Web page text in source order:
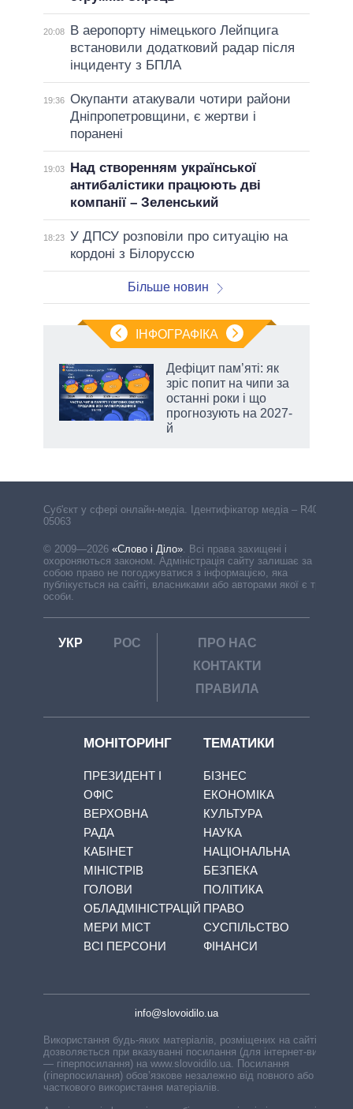
20:08
В аеропорту німецького Лейпцига
встановили додатковий радар після
інциденту з БПЛА
19:36 Окупанти атакували чотири райони
Дніпропетровщини, є жертви і
поранені
19:03
Над створенням української
антибалістики працюють дві
компанії – Зеленський
18:23 У ДПСУ розповіли про ситуацію на
кордоні з Білоруссю
Більше новин
ІНФОГРАФІКА
Дефіцит пам’яті: як
зріс попит на чипи за
останні роки і що
прогнозують на 2027-
й
Cуб'єкт у сфері онлайн-медіа. Ідентифікатор медіа – R40-
05063
© 2009—2026 «Слово і Діло» Всі права захищені і
охороняються законом. Адміністрація сайту залишає за
собою право не погоджуватися з інформацією, яка
публікується на сайті, власниками або авторами якої є треті
особи.
УКР РОС
ПРО НАС
КОНТАКТИ
ПРАВИЛА
МОНІТОРИНГ
ПРЕЗИДЕНТ І
ОФІС
ВЕРХОВНА
РАДА
КАБІНЕТ
МІНІСТРІВ
ГОЛОВИ
ОБЛАДМІНІСТРАЦІЙ
МЕРИ МІСТ
ВСІ ПЕРСОНИ
ТЕМАТИКИ
БІЗНЕС
ЕКОНОМІКА
КУЛЬТУРА
НАУКА
НАЦІОНАЛЬНА
БЕЗПЕКА
ПОЛІТИКА
ПРАВО
СУСПІЛЬСТВО
ФІНАНСИ
info@slovoidilo.ua
Використання будь-яких матеріалів, розміщених на сайті,
дозволяється при вказуванні посилання (для інтернет-видань
— гіперпосилання) на www.slovoidilo.ua. Посилання
(гіперпосилання) обов’язкове незалежно від повного або
часткового використання матеріалів.